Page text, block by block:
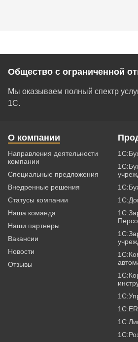
Общество с ограниченной
Мы оказываем полный спектр
1С.
О компании
Направления деятельности
компании
Специальные предложения
Внедренные решения
Статусы компании
Наша команда
Наши партнеры
Вакансии
Новости
Отзывы